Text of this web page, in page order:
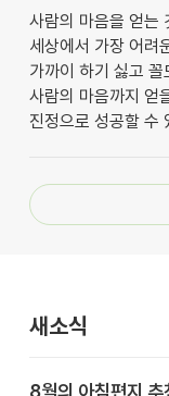
사람의 마음을 얻는
세상에서 가장 어려
가까이 하기 싫고 꼴
사람의 마음까지 얻
진정으로 성공할 수
새소식
8월의 아침편지 추